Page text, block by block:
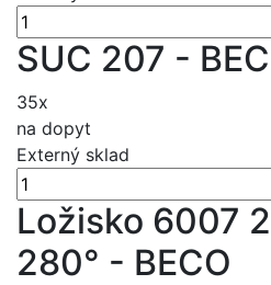
SUC 207 -
35x
na dopyt
Externý sklad
Ložisko 6007
280° - BECO